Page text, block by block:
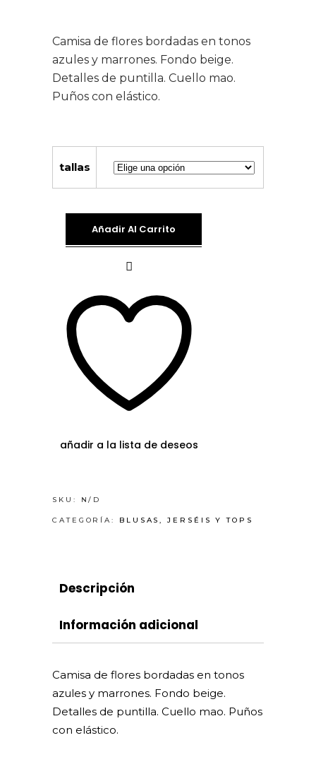
Camisa de flores bordadas en tonos
azules y marrones. Fondo beige.
Detalles de puntilla. Cuello mao.
Puños con elástico.
tallas
Añadir Al Carrito
añadir a la lista de deseos
SKU: N/D
CATEGORÍA: BLUSAS, JERSÉIS Y TOPS
Descripción
Información adicional
Camisa de flores bordadas en tonos
azules y marrones. Fondo beige.
Detalles de puntilla. Cuello mao. Puños
con elástico.